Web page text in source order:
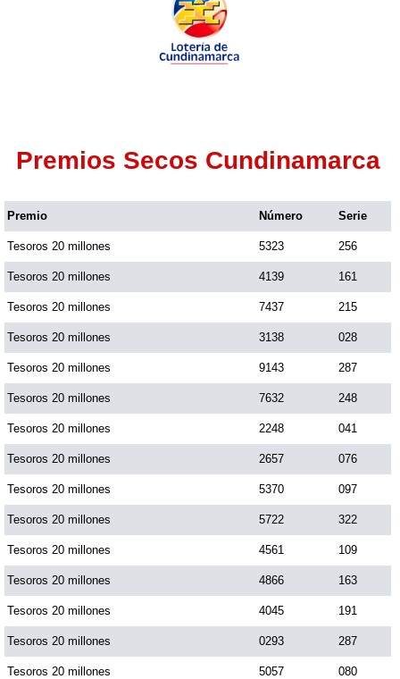
Premios Secos Cundinamarca
Premio Número Serie
Tesoros 20 millones 5323 256
Tesoros 20 millones 4139 161
Tesoros 20 millones 7437 215
Tesoros 20 millones 3138 028
Tesoros 20 millones 9143 287
Tesoros 20 millones 7632 248
Tesoros 20 millones 2248 041
Tesoros 20 millones 2657 076
Tesoros 20 millones 5370 097
Tesoros 20 millones 5722 322
Tesoros 20 millones 4561 109
Tesoros 20 millones 4866 163
Tesoros 20 millones 4045 191
Tesoros 20 millones 0293 287
Tesoros 20 millones 5057 080